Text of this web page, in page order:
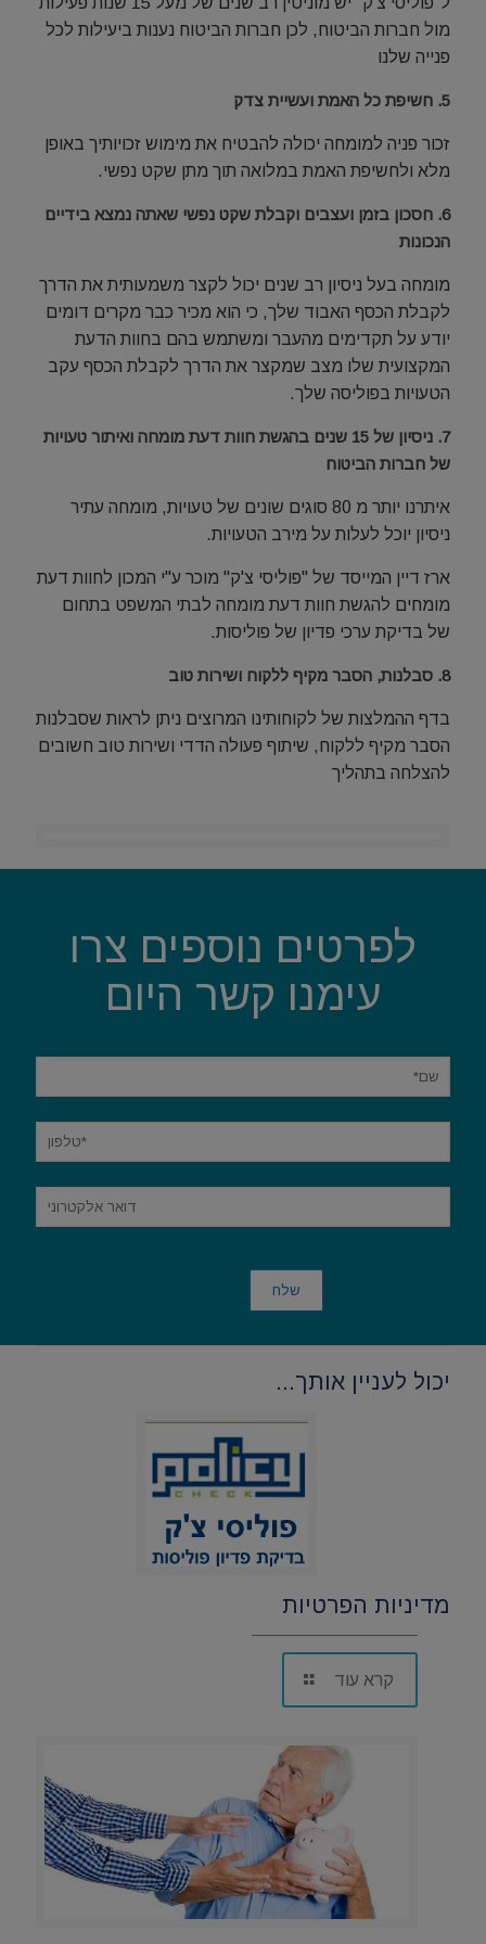
מול חברות הביטוח, לכן חברות הביטוח נענות ביעילות לכל
פנייה שלנו
5. חשיפת כל האמת ועשיית צדק
זכור פניה למומחה יכולה להבטיח את מימוש זכויותיך באופן
מלא ולחשיפת האמת במלואה תוך מתן שקט נפשי.
6. חסכון בזמן ועצבים וקבלת שקט נפשי שאתה נמצא בידיים
הנכונות
מומחה בעל ניסיון רב שנים יכול לקצר משמעותית את הדרך
לקבלת הכסף האבוד שלך, כי הוא מכיר כבר מקרים דומים
יודע על תקדימים מהעבר ומשתמש בהם בחוות הדעת
המקצועית שלו מצב שמקצר את הדרך לקבלת הכסף עקב
הטעויות בפוליסה שלך.
7. ניסיון של 15 שנים בהגשת חוות דעת מומחה ואיתור טעויות
של חברות הביטוח
איתרנו יותר מ 80 סוגים שונים של טעויות, מומחה עתיר
ניסיון יוכל לעלות על מירב הטעויות.
ארז דיין המייסד של "פוליסי צ'ק" מוכר ע"י המכון לחוות דעת
מומחים להגשת חוות דעת מומחה לבתי המשפט בתחום
של בדיקת ערכי פדיון של פוליסות.
8. סבלנות, הסבר מקיף ללקוח ושירות טוב
בדף ההמלצות של לקוחותינו המרוצים ניתן לראות שסבלנות
הסבר מקיף ללקוח, שיתוף פעולה הדדי ושירות טוב חשובים
להצלחה בתהליך
לפרטים נוספים צרו
עימנו קשר היום
יכול לעניין אותך...
מדיניות הפרטיות
קרא עוד